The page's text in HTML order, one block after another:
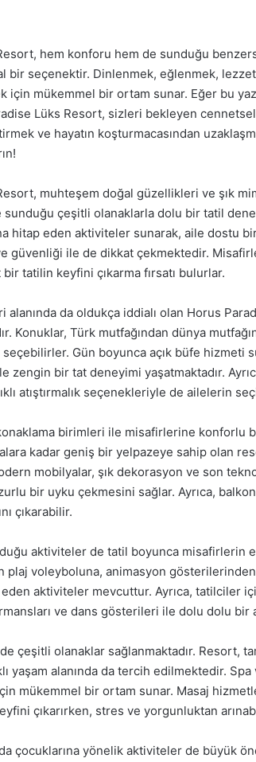
hem konforu hem de sunduğu
seçenektir. Dinlenmek, eğlenmek,
için mükemmel bir ortam sunar. Eğer bu
Lüks Resort, sizleri bekleyen
ve hayatın koşturmacasından
muhteşem doğal güzellikleri ve şık
çeşitli olanaklarla dolu bir tatil
hitap eden aktiviteler sunarak, aile dostu
güvenliği ile de dikkat çekmektedir.
bir tatilin keyfini çıkarma fırsatı bulurlar.
da oldukça iddialı olan Horus
Konuklar, Türk mutfağından dünya
Gün boyunca açık büfe hizmeti
zengin bir tat deneyimi yaşatmaktadır.
atıştırmalık seçenekleriyle de ailelerin
birimleri ile misafirlerine konforlu
kadar geniş bir yelpazeye sahip olan
mobilyalar, şık dekorasyon ve son
bir uyku çekmesini sağlar. Ayrıca,
çıkarabilir.
aktiviteler de tatil boyunca misafirlerin
plaj voleyboluna, animasyon
aktiviteler mevcuttur. Ayrıca, tatilciler
ve dans gösterileri ile dolu dolu bir
çeşitli olanaklar sağlanmaktadır. Resort,
yaşam alanında da tercih edilmektedir.
mükemmel bir ortam sunar. Masaj
çıkarırken, stres ve yorgunluktan
çocuklarına yönelik aktiviteler de büyük